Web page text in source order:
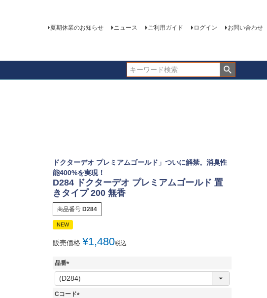
夏期休業のお知らせ ニュース ご利用ガイド ログイン お問い合わせ
ドクターデオ プレミアムゴールド」ついに解禁。消臭性
能400%を実現！
D284 ドクターデオ プレミアムゴールド 置
きタイプ 200 無香
商品番号 D284
NEW
販売価格 ¥1,480税込
品番
(
必
須
Cコード